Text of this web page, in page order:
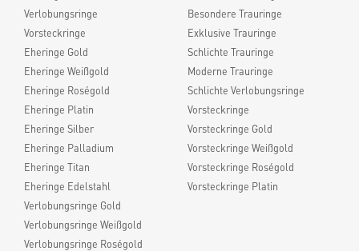
Verlobungsringe
Vorsteckringe
Eheringe Gold
Eheringe Weißgold
Eheringe Roségold
Eheringe Platin
Eheringe Silber
Eheringe Palladium
Eheringe Titan
Eheringe Edelstahl
Verlobungsringe Gold
Verlobungsringe Weißgold
Verlobungsringe Roségold
Besondere Trauringe
Exklusive Trauringe
Schlichte Trauringe
Moderne Trauringe
Schlichte Verlobungsringe
Vorsteckringe
Vorsteckringe Gold
Vorsteckringe Weißgold
Vorsteckringe Roségold
Vorsteckringe Platin